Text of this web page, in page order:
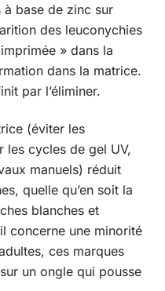
base de zinc sur
des leuconychies
» dans la
dans la matrice.
par l’éliminer.
(éviter les
les cycles de gel UV,
manuels) réduit
quelle qu’en soit la
blanches et
concerne une minorité
ces marques
un ongle qui pousse